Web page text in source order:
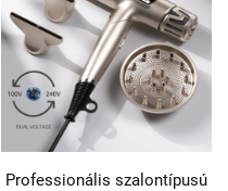
Professionális szalontípusú